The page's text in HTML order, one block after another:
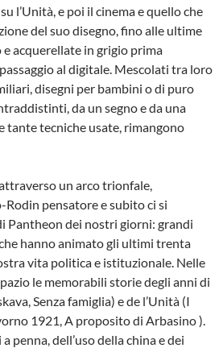
l’Unità, e poi il cinema e quello che
del suo disegno, fino alle ultime
e acquerellate in grigio prima
al digitale. Mescolati tra loro
disegni per bambini o di puro
da un segno e da una
tante tecniche usate, rimangono
un arco trionfale,
pensatore e subito ci si
Pantheon dei nostri giorni: grandi
hanno animato gli ultimi trenta
vita politica e istituzionale. Nelle
le memorabili storie degli anni di
Senza famiglia) e de l’Unità (I
1921, A proposito di Arbasino ).
penna, dell’uso della china e dei